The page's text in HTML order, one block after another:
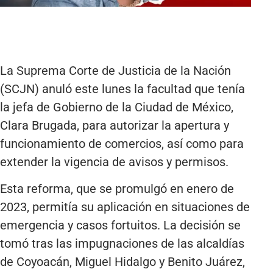
La Suprema Corte de Justicia de la Nación
(SCJN) anuló este lunes la facultad que tenía
la jefa de Gobierno de la Ciudad de México,
Clara Brugada, para autorizar la apertura y
funcionamiento de comercios, así como para
extender la vigencia de avisos y permisos.
Esta reforma, que se promulgó en enero de
2023, permitía su aplicación en situaciones de
emergencia y casos fortuitos. La decisión se
tomó tras las impugnaciones de las alcaldías
de Coyoacán, Miguel Hidalgo y Benito Juárez,